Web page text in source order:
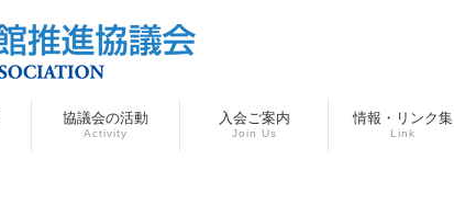
協議会の活動
Activity
入会ご案内
Join Us
情報・リンク集
Link